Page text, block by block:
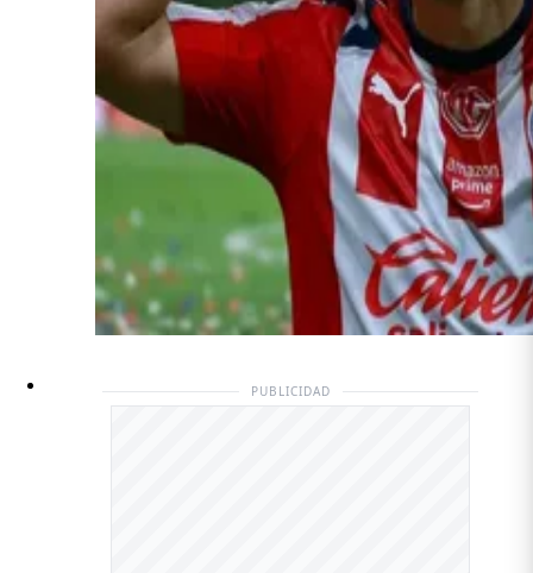
PUBLICIDAD